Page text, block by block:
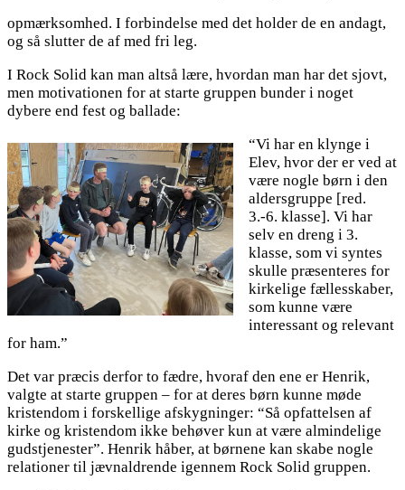
opmærksomhed. I forbindelse med det holder de en andagt,
og så slutter de af med fri leg.
I Rock Solid kan man altså lære, hvordan man har det sjovt,
men motivationen for at starte gruppen bunder i noget
dybere end fest og ballade:
“Vi har en klynge i
Elev, hvor der er ved at
være nogle børn i den
aldersgruppe [red.
3.-6. klasse]. Vi har
selv en dreng i 3.
klasse, som vi syntes
skulle præsenteres for
kirkelige fællesskaber,
som kunne være
interessant og relevant
for ham.”
Det var præcis derfor to fædre, hvoraf den ene er Henrik,
valgte at starte gruppen – for at deres børn kunne møde
kristendom i forskellige afskygninger: “Så opfattelsen af
kirke og kristendom ikke behøver kun at være almindelige
gudstjenester”. Henrik håber, at børnene kan skabe nogle
relationer til jævnaldrende igennem Rock Solid gruppen.